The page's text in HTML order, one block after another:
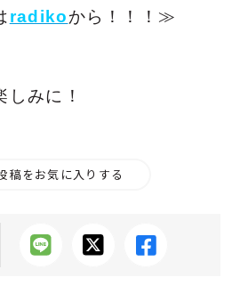
radikoから！！！≫
みに！
稿をお気に入りする